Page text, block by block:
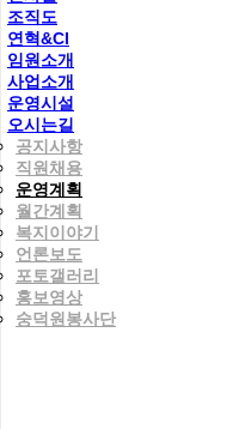
조직도
연혁&CI
임원소개
사업소개
운영시설
오시는길
공지사항
직원채용
운영계획
월간계획
복지이야기
언론보도
포토갤러리
홍보영상
숭덕원봉사단